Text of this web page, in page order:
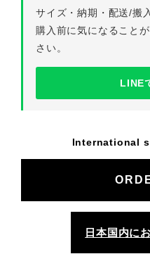
サイズ・納期・配送/搬
購入前に気になること
さい。
LINE
International
日本国内に